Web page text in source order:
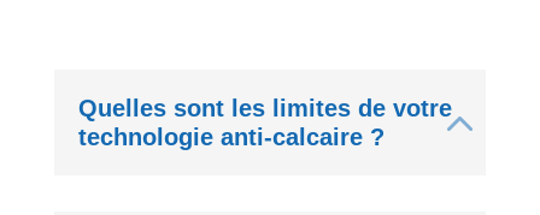
Quelles sont les limites de votre
technologie anti-calcaire ?